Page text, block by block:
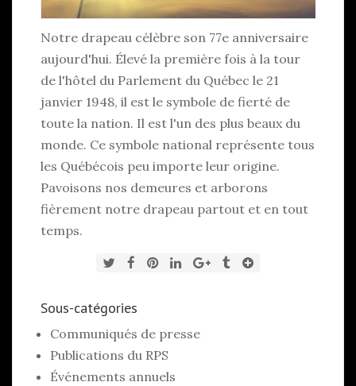
Notre drapeau célèbre son 77e anniversaire
aujourd'hui. Élevé la première fois à la tour
de l'hôtel du Parlement du Québec le 21
janvier 1948, il est le symbole de fierté de
toute la nation. Il est l'un des plus beaux du
monde. Ce symbole national représente tous
les Québécois peu importe leur origine.
Pavoisons nos demeures et arborons
fièrement notre drapeau partout et en tout
temps.
Sous-catégories
Communiqués de presse
Publications du RPS
Événements annuels